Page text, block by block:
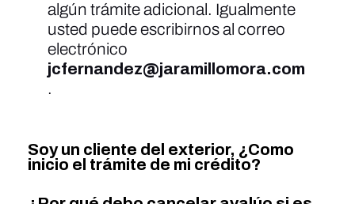
Soy un cliente del exterior, ¿Como
inicio el trámite de mi crédito?
algún trámite adicional. Igualmente
usted puede escribirnos al correo
electrónico
jcfernandez@jaramillomora.com
.